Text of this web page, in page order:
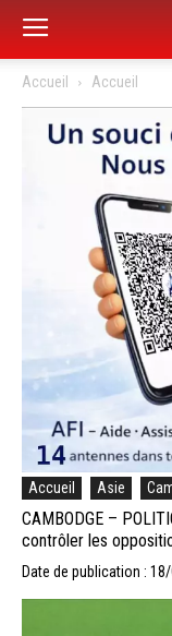
Accueil Accueil
Accueil Asie
CAMBODGE –
contrôler les
Date de publication :